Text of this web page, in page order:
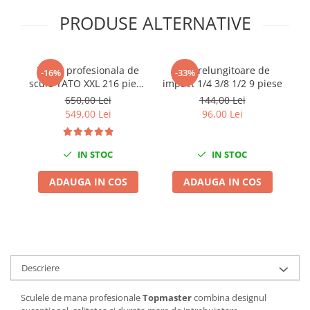
Chei de Forta
Chei Dinamometrice
Gresoare
Reparat Filete
Scule Electrice
Aeroterme si Incalzitoare
Lampi si Lanterne
Pistoale de lipit
Pistoale electrice de impact
PRODUSE ALTERNATIVE
-16%
Trusa profesionala de
scule YATO XXL 216 piese
1/4" 3/8" 1/2"
650,00 Lei
549,00 Lei
IN STOC
ADAUGA IN COS
-33%
Set prelungitoare de
impact 1/4 3/8 1/2 9 piese
144,00 Lei
96,00 Lei
IN STOC
ADAUGA IN COS
Descriere
Sculele de mana profesionaleTopmastercombina designul